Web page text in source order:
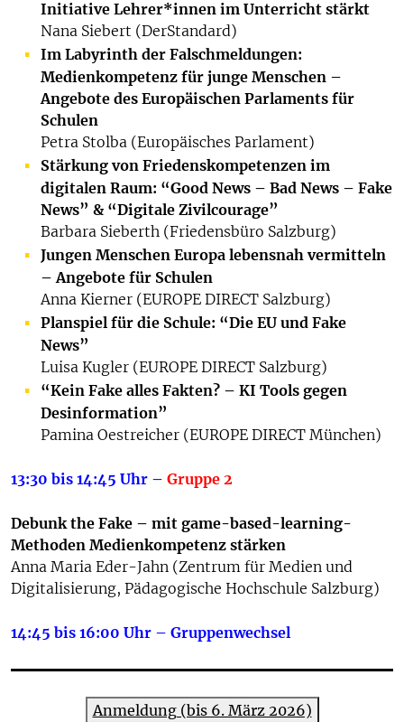
Initiative Lehrer*innen im Unterricht stärkt
Nana Siebert (DerStandard)
Im Labyrinth der Falschmeldungen:
Medienkompetenz für junge Menschen –
Angebote des Europäischen Parlaments für
Schulen
Petra Stolba (Europäisches Parlament)
Stärkung von Friedenskompetenzen im
digitalen Raum: “Good News – Bad News – Fake
News” & “Digitale Zivilcourage”
Barbara Sieberth (Friedensbüro Salzburg)
Jungen Menschen Europa lebensnah vermitteln
– Angebote für Schulen
Anna Kierner (EUROPE DIRECT Salzburg)
Planspiel für die Schule: “Die EU und Fake
News”
Luisa Kugler (EUROPE DIRECT Salzburg)
“Kein Fake alles Fakten? – KI Tools gegen
Desinformation”
Pamina Oestreicher (EUROPE DIRECT München)
13:30 bis 14:45 Uhr – Gruppe 2
Debunk the Fake – mit game-based-learning-
Methoden Medienkompetenz stärken
Anna Maria Eder-Jahn (Zentrum für Medien und
Digitalisierung, Pädagogische Hochschule Salzburg)
14:45 bis 16:00 Uhr – Gruppenwechsel
Anmeldung (bis 6. März 2026)